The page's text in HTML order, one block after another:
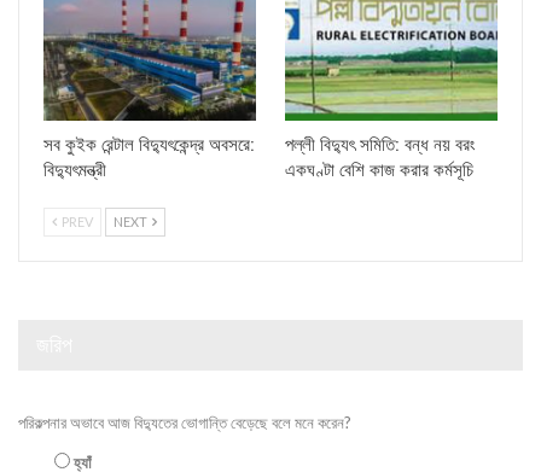
সব কুইক রেন্টাল বিদ্যুৎকেন্দ্র অবসরে:
বিদ্যুৎমন্ত্রী
পল্লী বিদ্যুৎ সমিতি: বন্ধ নয় বরং
একঘণ্টা বেশি কাজ করার কর্মসূচি
PREV NEXT
পরিকল্পনার অভাবে আজ বিদ্যুতের ভোগান্তি বেড়েছে বলে মনে করেন?
হ্যাঁ